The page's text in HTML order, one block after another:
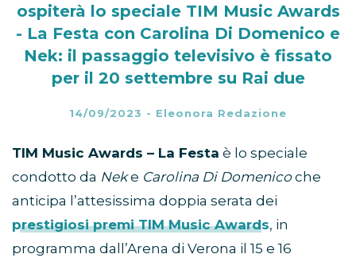
ospiterà lo speciale TIM Music Awards
- La Festa con Carolina Di Domenico e
Nek: il passaggio televisivo è fissato
per il 20 settembre su Rai due
14/09/2023 - Eleonora Redazione
TIM Music Awards – La Festa è lo speciale
condotto da Neke Carolina Di Domenicoche
anticipa l’attesissima doppia serata dei
prestigiosi premi TIM Music Awards, in
programma dall’Arena di Verona il 15 e 16